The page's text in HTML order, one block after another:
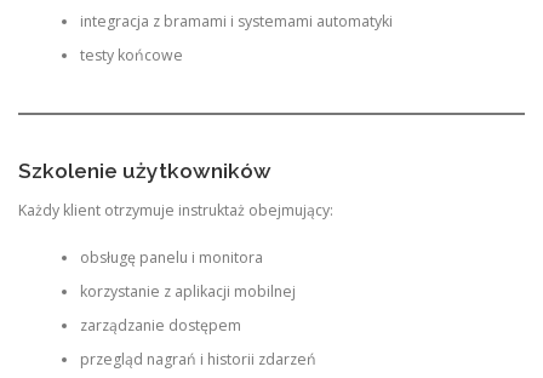
integracja z bramami i systemami automatyki
testy końcowe
Szkolenie użytkowników
Każdy klient otrzymuje instruktaż obejmujący:
obsługę panelu i monitora
korzystanie z aplikacji mobilnej
zarządzanie dostępem
przegląd nagrań i historii zdarzeń